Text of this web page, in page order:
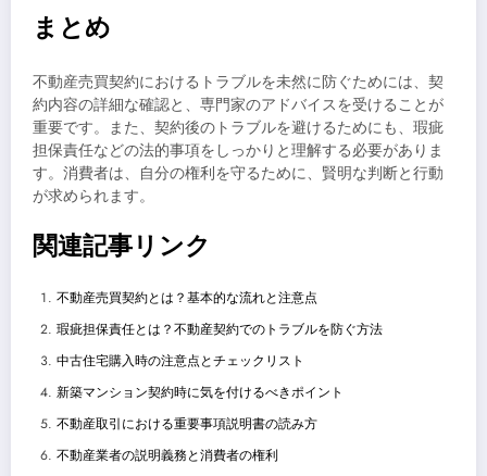
まとめ
不動産売買契約におけるトラブルを未然に防ぐためには、契
約内容の詳細な確認と、専門家のアドバイスを受けることが
重要です。また、契約後のトラブルを避けるためにも、瑕疵
担保責任などの法的事項をしっかりと理解する必要がありま
す。消費者は、自分の権利を守るために、賢明な判断と行動
が求められます。
関連記事リンク
不動産売買契約とは？基本的な流れと注意点
瑕疵担保責任とは？不動産契約でのトラブルを防ぐ方法
中古住宅購入時の注意点とチェックリスト
新築マンション契約時に気を付けるべきポイント
不動産取引における重要事項説明書の読み方
不動産業者の説明義務と消費者の権利